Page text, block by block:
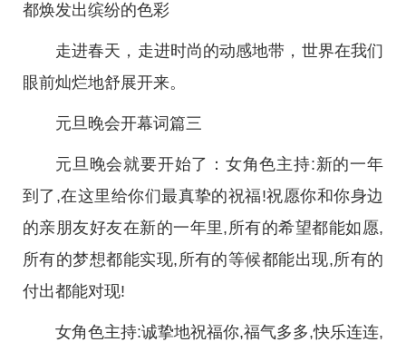
都焕发出缤纷的色彩
走进春天，走进时尚的动感地带，世界在我们
眼前灿烂地舒展开来。
元旦晚会开幕词篇三
元旦晚会就要开始了：女角色主持:新的一年
到了,在这里给你们最真挚的祝福!祝愿你和你身边
的亲朋友好友在新的一年里,所有的希望都能如愿,
所有的梦想都能实现,所有的等候都能出现,所有的
付出都能对现!
女角色主持:诚挚地祝福你,福气多多,快乐连连,